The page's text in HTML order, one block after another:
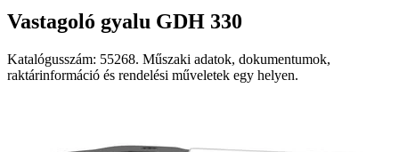
Vastagoló gyalu GDH 330
Katalógusszám: 55268. Műszaki adatok, dokumentumok,
raktárinformáció és rendelési műveletek egy helyen.